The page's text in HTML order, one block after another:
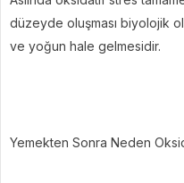
düzeyde oluşması biyolojik
ve yoğun hale gelmesidir.
Yemekten Sonra Neden